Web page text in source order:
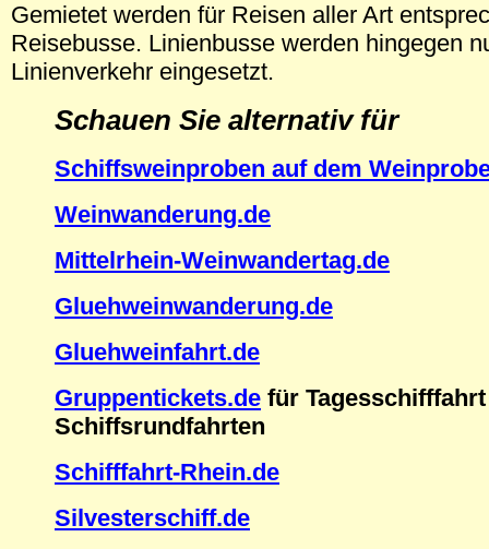
Gemietet werden für Reisen aller Art
Reisebusse. Linienbusse werden hingegen
Linienverkehr eingesetzt.
Schauen Sie alternativ für
Schiffsweinproben auf dem
Weinwanderung.de
Mittelrhein-Weinwandertag.de
Gluehweinwanderung.de
Gluehweinfahrt.de
Gruppentickets.de für Tagesschifffahrt
Schiffsrundfahrten
Schifffahrt-Rhein.de
Silvesterschiff.de